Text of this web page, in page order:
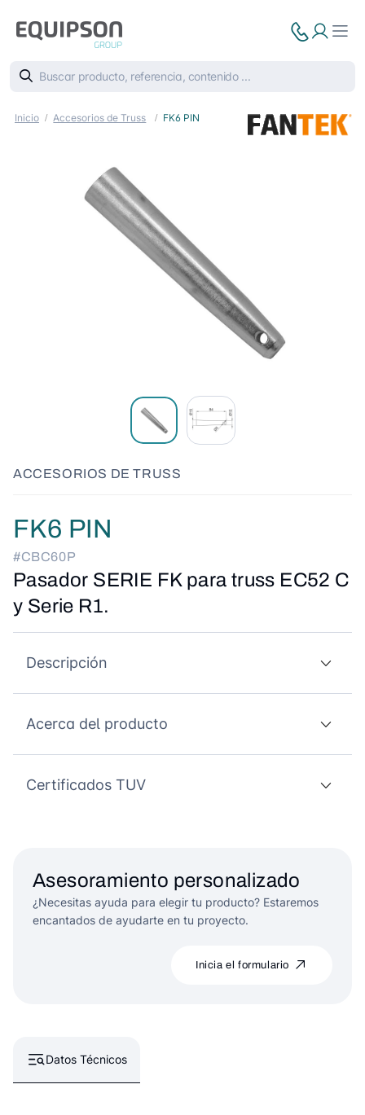
Inicio Accesorios de Truss FK6 PIN
ACCESORIOS DE TRUSS
FK6 PIN
#CBC60P
Pasador SERIE FK para truss EC52 C
y Serie R1.
Descripción
Acerca del producto
Certificados TUV
Asesoramiento personalizado
¿Necesitas ayuda para elegir tu producto? Estaremos
encantados de ayudarte en tu proyecto.
Inicia el formulario
Datos Técnicos